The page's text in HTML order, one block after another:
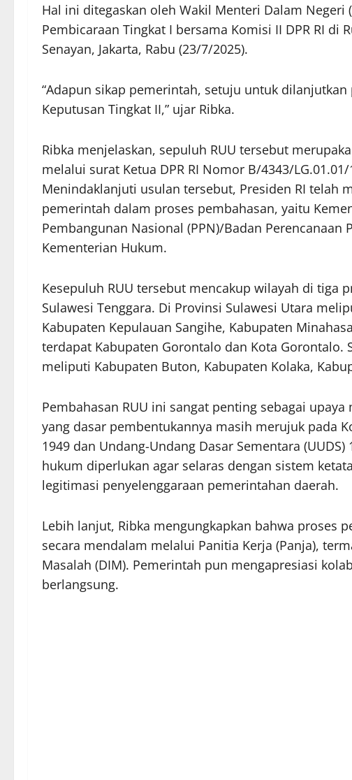
Hal ini ditegaskan oleh Wakil Menteri Dalam Negeri
Pembicaraan Tingkat I bersama Komisi II DPR RI di
Senayan, Jakarta, Rabu (23/7/2025).
“Adapun sikap pemerintah, setuju untuk
Keputusan Tingkat II,” ujar Ribka.
Ribka menjelaskan, sepuluh RUU tersebut
melalui surat Ketua DPR RI Nomor B/4343/
Menindaklanjuti usulan tersebut, Presiden RI telah
pemerintah dalam proses pembahasan, yaitu
Pembangunan Nasional (PPN)/Badan Perencanaan
Kementerian Hukum.
Kesepuluh RUU tersebut mencakup wilayah di tiga
Sulawesi Tenggara. Di Provinsi Sulawesi Utara
Kabupaten Kepulauan Sangihe, Kabupaten
terdapat Kabupaten Gorontalo dan Kota Gorontalo.
meliputi Kabupaten Buton, Kabupaten Kolaka,
Pembahasan RUU ini sangat penting sebagai
yang dasar pembentukannya masih merujuk pada
1949 dan Undang-Undang Dasar Sementara
hukum diperlukan agar selaras dengan sistem
legitimasi penyelenggaraan pemerintahan daerah.
Lebih lanjut, Ribka mengungkapkan bahwa proses
secara mendalam melalui Panitia Kerja (Panja),
Masalah (DIM). Pemerintah pun mengapresiasi
berlangsung.